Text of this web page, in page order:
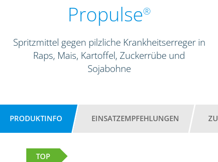
Propulse®
Spritzmittel gegen pilzliche Krankheitserreger in
Raps, Mais, Kartoffel, Zuckerrübe und
Sojabohne
PRODUKTINFO EINSATZEMPFEHLUNGEN
TOP